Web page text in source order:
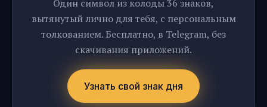
Один символ из колоды 36 знаков,
вытянутый лично для тебя, с персональным
толкованием. Бесплатно, в Telegram, без
скачивания приложений.
Узнать свой знак дня